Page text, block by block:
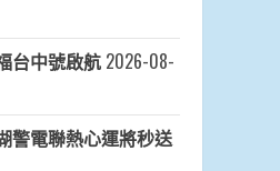
台中號啟航 2026-08-
電聯熱心運將秒送